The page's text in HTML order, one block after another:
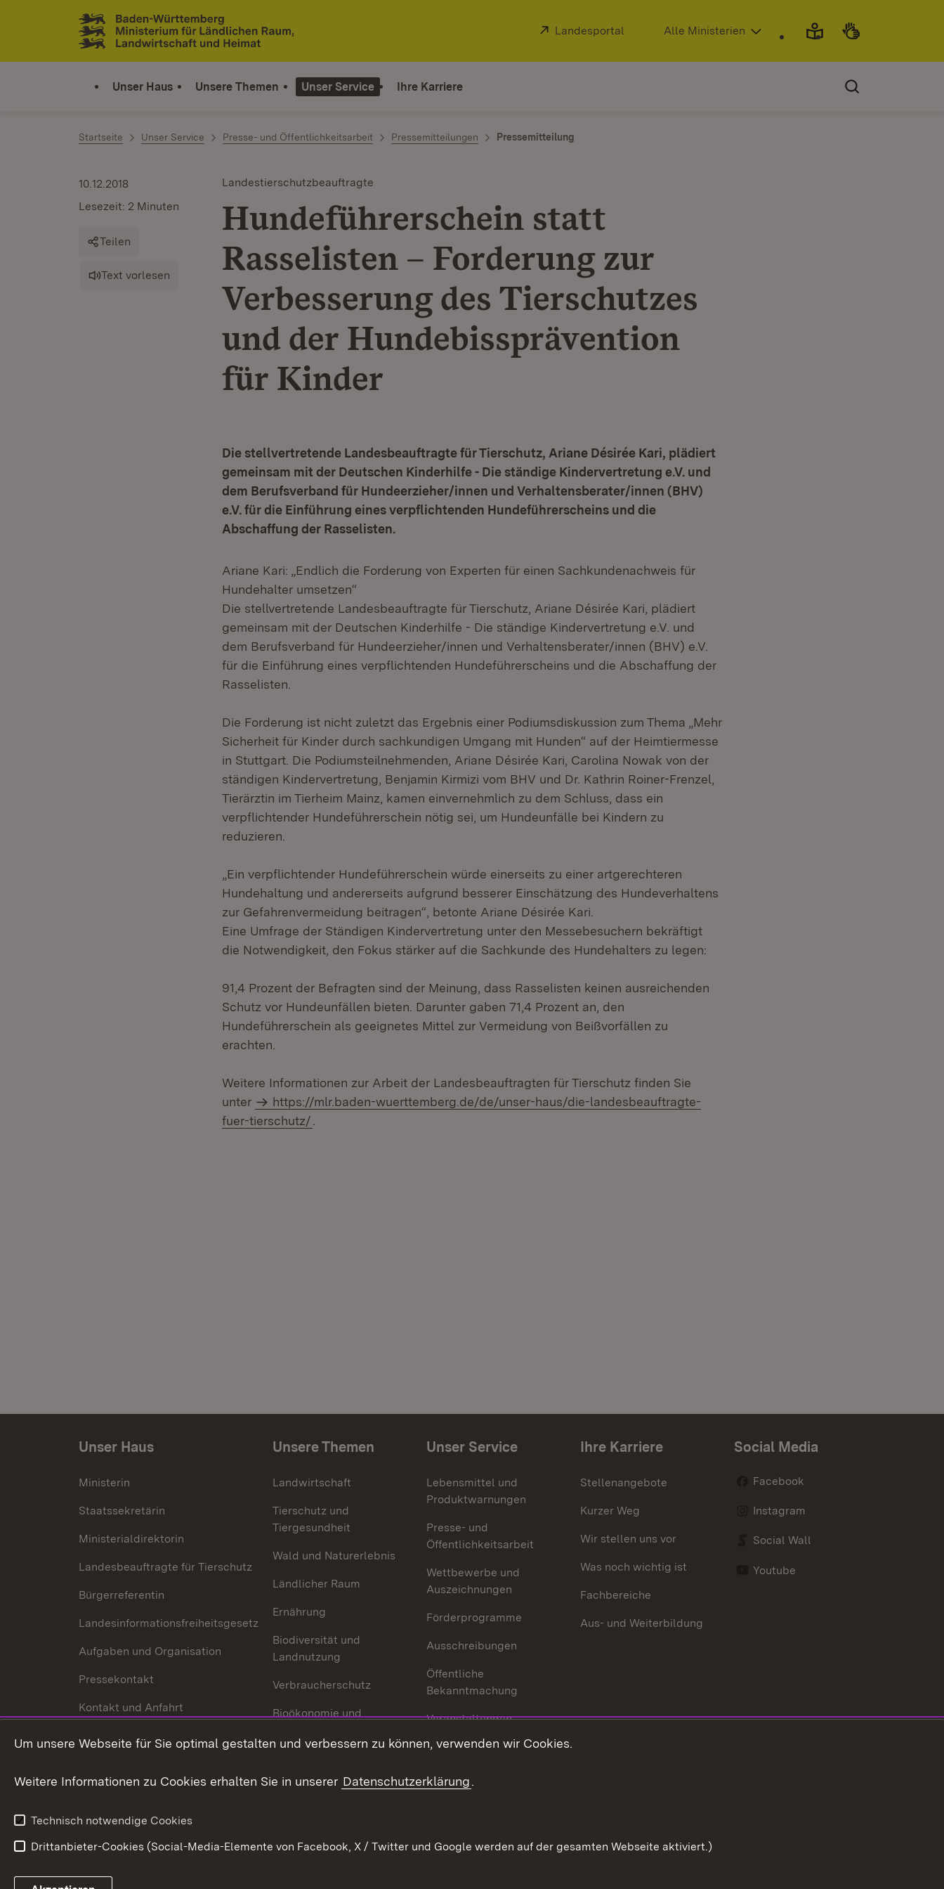
Zum Inhalt springen
Link zur Startseite
Extern:
Landesportal (Öffnet in neuem Fenster)
Alle Ministerien
Unser Haus Unsere Themen Unser Service Ihre Karriere
Startseite Unser Service Presse- und Öffentlichkeitsarbeit Pressemitteilungen Pressemitteilung
Landestierschutzbeauftragte
Hundeführerschein statt
Rasselisten – Forderung zur
Verbesserung des Tierschutzes
und der Hundebissprävention
für Kinder
10.12.2018
Lesezeit: 2 Minuten
Teilen
Text vorlesen
Die stellvertretende Landesbeauftragte für Tierschutz, Ariane Désirée Kari, plädiert
gemeinsam mit der Deutschen Kinderhilfe - Die ständige Kindervertretung e.V. und
dem Berufsverband für Hundeerzieher/innen und Verhaltensberater/innen (BHV)
e.V. für die Einführung eines verpflichtenden Hundeführerscheins und die
Abschaffung der Rasselisten.
Ariane Kari: „Endlich die Forderung von Experten für einen Sachkundenachweis für
Hundehalter umsetzen“
Die stellvertretende Landesbeauftragte für Tierschutz, Ariane Désirée Kari, plädiert
gemeinsam mit der Deutschen Kinderhilfe - Die ständige Kindervertretung e.V. und
dem Berufsverband für Hundeerzieher/innen und Verhaltensberater/innen (BHV) e.V.
für die Einführung eines verpflichtenden Hundeführerscheins und die Abschaffung der
Rasselisten.
Die Forderung ist nicht zuletzt das Ergebnis einer Podiumsdiskussion zum Thema „Mehr
Sicherheit für Kinder durch sachkundigen Umgang mit Hunden“ auf der Heimtiermesse
in Stuttgart. Die Podiumsteilnehmenden, Ariane Désirée Kari, Carolina Nowak von der
ständigen Kindervertretung, Benjamin Kirmizi vom BHV und Dr. Kathrin Roiner-Frenzel,
Tierärztin im Tierheim Mainz, kamen einvernehmlich zu dem Schluss, dass ein
verpflichtender Hundeführerschein nötig sei, um Hundeunfälle bei Kindern zu
reduzieren.
„Ein verpflichtender Hundeführerschein würde einerseits zu einer artgerechteren
Hundehaltung und andererseits aufgrund besserer Einschätzung des Hundeverhaltens
zur Gefahrenvermeidung beitragen“, betonte Ariane Désirée Kari.
Eine Umfrage der Ständigen Kindervertretung unter den Messebesuchern bekräftigt
die Notwendigkeit, den Fokus stärker auf die Sachkunde des Hundehalters zu legen:
91,4 Prozent der Befragten sind der Meinung, dass Rasselisten keinen ausreichenden
Schutz vor Hundeunfällen bieten. Darunter gaben 71,4 Prozent an, den
Hundeführerschein als geeignetes Mittel zur Vermeidung von Beißvorfällen zu
erachten.
Weitere Informationen zur Arbeit der Landesbeauftragten für Tierschutz finden Sie
unter
https://mlr.baden-wuerttemberg.de/de/unser-haus/die-landesbeauftragte-
fuer-tierschutz/
Unser Haus
Ministerin
Staatssekretärin
Ministerialdirektorin
Landesbeauftragte für Tierschutz
Bürgerreferentin
Landesinformationsfreiheitsgesetz
Aufgaben und Organisation
Pressekontakt
Kontakt und Anfahrt
Unsere Themen
Landwirtschaft
Tierschutz und
Tiergesundheit
Wald und Naturerlebnis
Ländlicher Raum
Ernährung
Biodiversität und
Landnutzung
Verbraucherschutz
Bioökonomie und
Unser Service
Lebensmittel und
Produktwarnungen
Presse- und
Öffentlichkeitsarbeit
Wettbewerbe und
Auszeichnungen
Förderprogramme
Ausschreibungen
Öffentliche
Bekanntmachung
Veranstaltungen
Mediathek
Publikationen
Ihre Karriere
Stellenangebote
Kurzer Weg
Wir stellen uns vor
Was noch wichtig ist
Fachbereiche
Aus- und Weiterbildung
Social Media
Facebook
Instagram
Social Wall
Youtube
Um unsere Webseite für Sie optimal gestalten und verbessern zu können, verwenden wir Cookies.
Weitere Informationen zu Cookies erhalten Sie in unserer Datenschutzerklärung.
Technisch notwendige Cookies
Drittanbieter-Cookies (Social-Media-Elemente von Facebook, X / Twitter und Google werden auf der gesamten Webseite aktiviert.)